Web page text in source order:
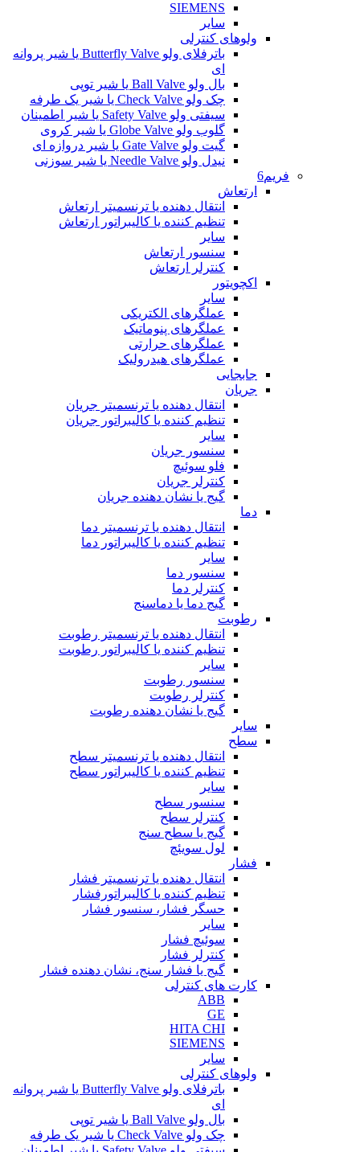
SIEMENS
سایر
ولوهای کنترلی
باترفلای ولو Butterfly Valve یا شیر پروانه
ای
بال ولو Ball Valve یا شیر توپی
چک ولو Check Valve یا شیر یک طرفه
سیفتی ولو Safety Valve یا شیر اطمینان
گلوب ولو Globe Valve یا شیر کروی
گیت ولو Gate Valve یا شیر دروازه ای
نیدل ولو Needle Valve یا شیر سوزنی
فریم6
ارتعاش
انتقال دهنده یا ترنسمیتر ارتعاش
تنظیم کننده یا کالیبراتور ارتعاش
سایر
سنسور ارتعاش
کنترلر ارتعاش
اکچویتور
سایر
عملگرهای الکتریکی
عملگرهای پنوماتیک
عملگرهای حرارتی
عملگرهای هیدرولیک
جابجایی
جریان
انتقال دهنده یا ترنسمیتر جریان
تنظیم کننده یا کالیبراتور جریان
سایر
سنسور جریان
فلو سوئیچ
کنترلر جریان
گیج یا نشان دهنده جریان
دما
انتقال دهنده یا ترنسمیتر دما
تنظیم کننده یا کالیبراتور دما
سایر
سنسور دما
کنترلر دما
گیج دما یا دماسنج
رطوبت
انتقال دهنده یا ترنسمیتر رطوبت
تنظیم کننده یا کالیبراتور رطوبت
سایر
سنسور رطوبت
کنترلر رطوبت
گیج یا نشان دهنده رطوبت
سایر
سطح
انتقال دهنده یا ترنسمیتر سطح
تنظیم کننده یا کالیبراتور سطح
سایر
سنسور سطح
کنترلر سطح
گیج یا سطح سنج
لول سویئچ
فشار
انتقال دهنده یا ترنسمیتر فشار
تنظیم کننده یا کالیبراتورفشار
حسگر فشار، سنسور فشار
سایر
سوئیچ فشار
کنترلر فشار
گیج یا فشار سنج، نشان دهنده فشار
کارت های کنترلی
ABB
GE
HITA CHI
SIEMENS
سایر
ولوهای کنترلی
باترفلای ولو Butterfly Valve یا شیر پروانه
ای
بال ولو Ball Valve یا شیر توپی
چک ولو Check Valve یا شیر یک طرفه